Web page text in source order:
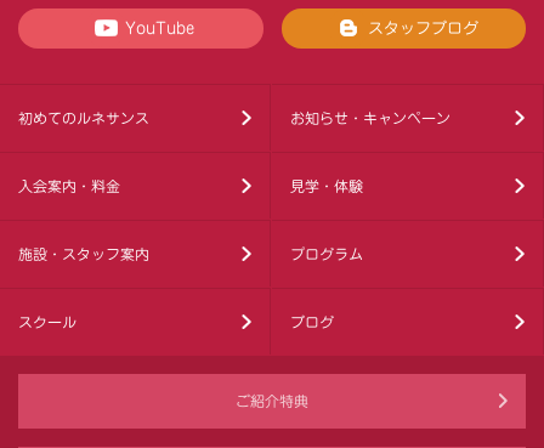
YouTube スタッフブログ
初めてのルネサンス お知らせ・キャンペーン
入会案内・料金 見学・体験
施設・スタッフ案内 プログラム
スクール ブログ
ご紹介特典